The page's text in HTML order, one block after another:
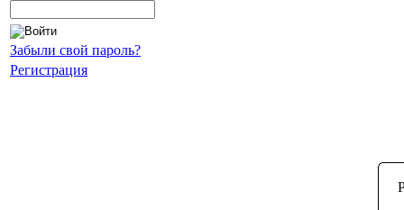
Забыли свой пароль?
Регистрация